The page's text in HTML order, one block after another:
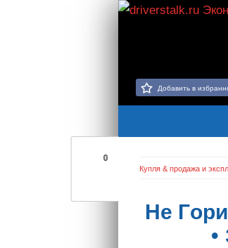
Добавить в
0
Купля & продажа и
Не